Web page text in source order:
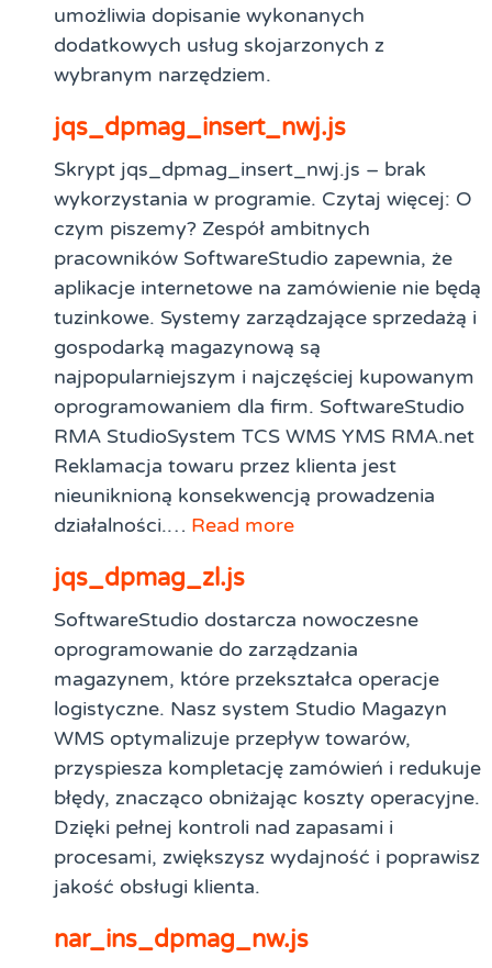
umożliwia dopisanie wykonanych
dodatkowych usług skojarzonych z
wybranym narzędziem.
jqs_dpmag_insert_nwj.js
Skrypt jqs_dpmag_insert_nwj.js – brak
wykorzystania w programie. Czytaj więcej: O
czym piszemy? Zespół ambitnych
pracowników SoftwareStudio zapewnia, że
aplikacje internetowe na zamówienie nie będą
tuzinkowe. Systemy zarządzające sprzedażą i
gospodarką magazynową są
najpopularniejszym i najczęściej kupowanym
oprogramowaniem dla firm. SoftwareStudio
RMA StudioSystem TCS WMS YMS RMA.net
Reklamacja towaru przez klienta jest
nieuniknioną konsekwencją prowadzenia
działalności.… Read more
jqs_dpmag_zl.js
SoftwareStudio dostarcza nowoczesne
oprogramowanie do zarządzania
magazynem, które przekształca operacje
logistyczne. Nasz system Studio Magazyn
WMS optymalizuje przepływ towarów,
przyspiesza kompletację zamówień i redukuje
błędy, znacząco obniżając koszty operacyjne.
Dzięki pełnej kontroli nad zapasami i
procesami, zwiększysz wydajność i poprawisz
jakość obsługi klienta.
nar_ins_dpmag_nw.js